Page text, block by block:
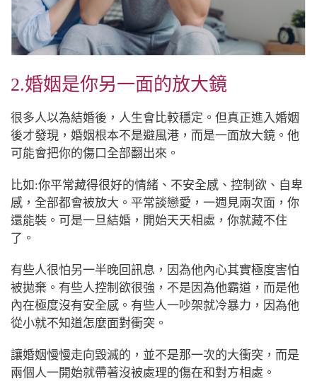
2.婚姻是你另一面的放大鏡
很多人以為結婚後，人生會比較穩定。但真正進入婚姻
後才發現，婚姻根本不是避風港，而是一面放大鏡。他
可能會把你的傷口全部翻出來。
比如:你平常藏得很好的情緒、不安全感、控制欲、自卑
感，全部都會被放大。平常談戀愛，一週見兩次面，你
還能裝。可是一旦結婚，開始天天相處，你就藏不住
了。
有些人很怕另一半晚回訊息，因為他內心其實極度害怕
被拋棄。有些人控制欲很強，不是因為他霸道，而是他
內在極度沒有安全感。有些人一吵架就冷暴力，因為他
從小就不知道怎麼面對衝突。
讓婚姻慢慢走向毀滅的，並不是那一次的大衝突，而是
兩個人一開始就帶著沒被處理的傷在和對方相處。